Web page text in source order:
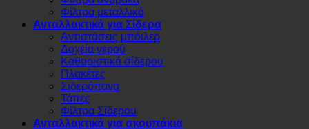
Φίλτρα μεταλλικά
Ανταλλακτικά για Σίδερα
Αντιστάσεις μπόιλερ
Δοχεία νερού
Καθαριστικά σίδερου
Πλακέτες
Σιδερόπανα
Τάπες
Φίλτρα Σίδερου
Ανταλλακτικά για σκουπάκια